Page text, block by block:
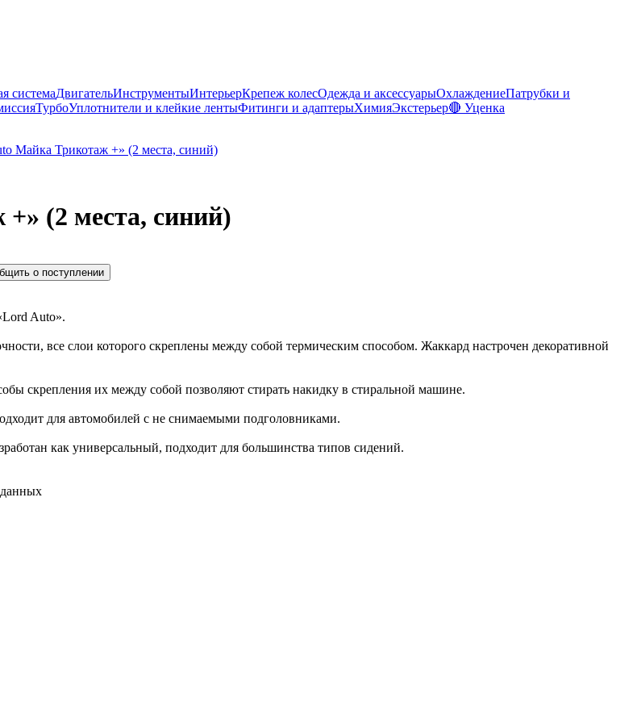
системаДвигательИнструментыИнтерьерКрепеж колесОдежда и аксессуарыОхлаждениеПатрубки и
ТурбоУплотнители и клейкие лентыФитинги и адаптерыХимияЭкстерьер🔴 Уценка
(2 места, синий)
о поступлении
Auto».
все слои которого скреплены между собой термическим способом. Жаккард настрочен декоративной
скрепления их между собой позволяют стирать накидку в стиральной машине.
для автомобилей с не снимаемыми подголовниками.
как универсальный, подходит для большинства типов сидений.